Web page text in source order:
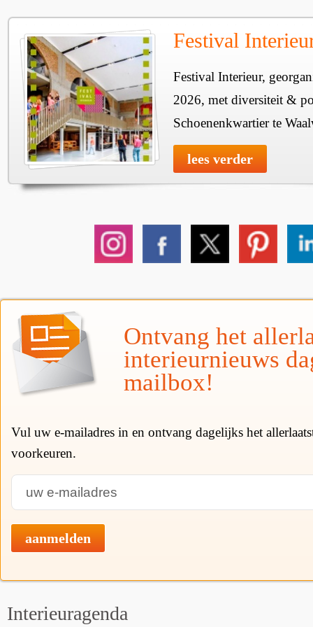
Festival
Festival Interieur,
2026, met diversiteit &
Schoenenkwartier te
lees verder
Ontvang het
interieurnieuws
mailbox!
Vul uw e-mailadres in en ontvang dagelijks het
voorkeuren.
aanmelden
Interieuragenda